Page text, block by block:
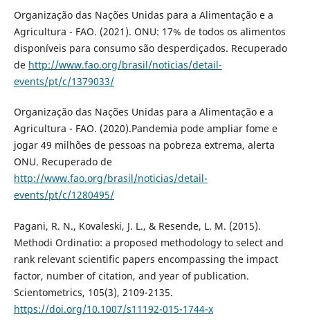
Organização das Nações Unidas para a Alimentação e a
Agricultura - FAO. (2021). ONU: 17% de todos os alimentos
disponíveis para consumo são desperdiçados. Recuperado
de http://www.fao.org/brasil/noticias/detail-
events/pt/c/1379033/
Organização das Nações Unidas para a Alimentação e a
Agricultura - FAO. (2020).Pandemia pode ampliar fome e
jogar 49 milhões de pessoas na pobreza extrema, alerta
ONU. Recuperado de
http://www.fao.org/brasil/noticias/detail-
events/pt/c/1280495/
Pagani, R. N., Kovaleski, J. L., & Resende, L. M. (2015).
Methodi Ordinatio: a proposed methodology to select and
rank relevant scientific papers encompassing the impact
factor, number of citation, and year of publication.
Scientometrics, 105(3), 2109-2135.
https://doi.org/10.1007/s11192-015-1744-x